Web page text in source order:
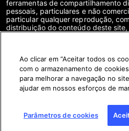
ferramentas de compartilhamento
pessoais, particulares e não
particular qualquer reprodução,
distribuição do conteúdo deste
contrato de licença específico
meio de links no conteúdo de
fornecidos na medida necessária
da checagem da informação em
qualquer direito dos autores ou
deste conteúdo de terceiros e não
Ao clicar em “Aceitar todos os
com o armazenamento de
para melhorar a navegação no
ajudar em nossos esforços de
Parâmetros de cookies